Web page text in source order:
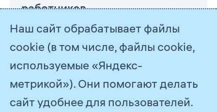
работников
Наш сайт обрабатывает файлы
cookie (в том числе, файлы cookie,
используемые «Яндекс-
метрикой»). Они помогают делать
сайт удобнее для пользователей.